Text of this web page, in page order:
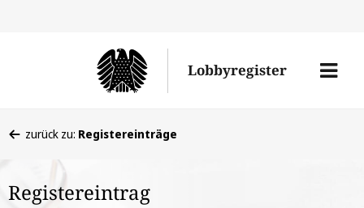
Lobbyregister
Menü
befinden
hier:
zurück zu: Registereinträge
Registereintrag